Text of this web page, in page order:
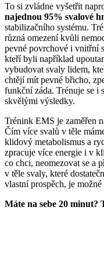
To si zvládne vyšetřit
najednou 95% svalové
stabilizačního systému.
různá omezení kvůli
pevné povrchové i vnitřní
kteří byli například
vybudovat svaly lidem,
chtějí mít pevné břicho,
funkční záda. Trénuje se i
skvělými výsledky.
Trénink EMS je zaměřen
Čím více svalů v těle
klidový metabolismus a
zpracuje více energie i v
co chci, neomezovat se a
v těle svaly, které
vlastní prospěch, je
Máte na sebe 20 minut?